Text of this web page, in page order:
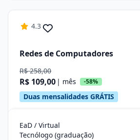
4.3
Redes de Computadores
R$ 258,00
R$ 109,00 | mês -58%
Duas mensalidades GRÁTIS
EaD / Virtual
Tecnólogo (graduação)